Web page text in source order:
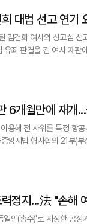
대법 선고 연기
김건희 여사의 상고심
여사 재판에 반영해 달라는 취지
청서를 제출했다. 당초
6개월만에 재개
용해 전 사위를 특정 항
업무상 배임 혐의를 받는
정지...法 "손해
수)'로 지정한 공정거래위